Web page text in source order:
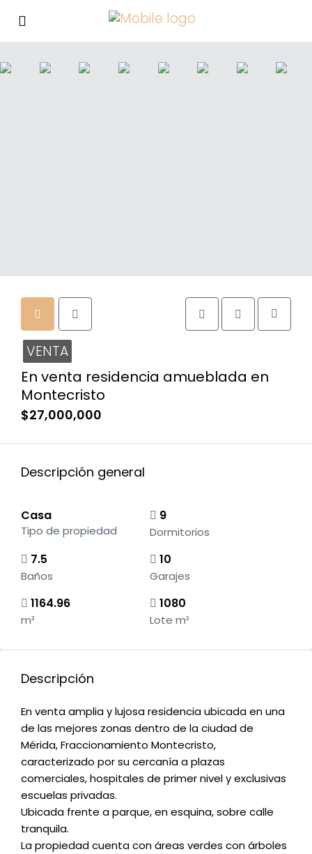
VENTA
En venta residencia amueblada en
Montecristo
$27,000,000
Descripción general
Casa
Tipo de propiedad
9
Dormitorios
7.5
Baños
10
Garajes
1164.96
m²
1080
Lote m²
Descripción
En venta amplia y lujosa residencia ubicada en una
de las mejores zonas dentro de la ciudad de
Mérida, Fraccionamiento Montecristo,
caracterizado por su cercanía a plazas
comerciales, hospitales de primer nivel y exclusivas
escuelas privadas.
Ubicada frente a parque, en esquina, sobre calle
tranquila.
La propiedad cuenta con áreas verdes con árboles